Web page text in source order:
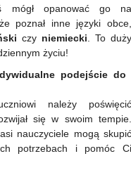
mógł opanować go
poznał inne języki obce,
czy niemiecki . To duży
życiu!
podejście do
należy poświęcić
się w swoim tempie.
nauczyciele mogą skupić
potrzebach i pomóc Ci